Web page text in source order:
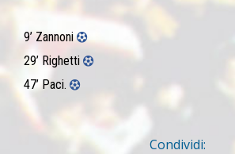
9’ Zannoni
29’ Righetti
47’ Paci.
Condividi: